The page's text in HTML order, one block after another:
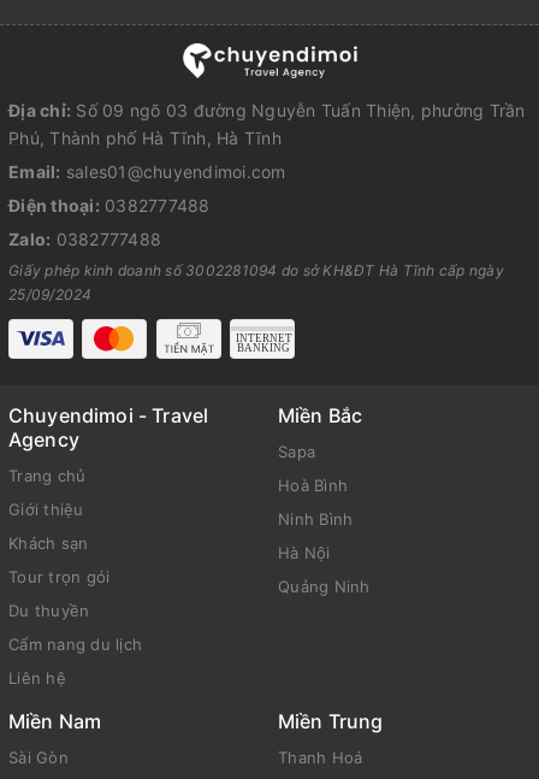
Địa chỉ: Số 09 ngõ 03 đường Nguyễn Tuấn Thiện, phường Trần
Phú, Thành phố Hà Tĩnh, Hà Tĩnh
Email: sales01@chuyendimoi.com
Điện thoại: 0382777488
Zalo: 0382777488
Giấy phép kinh doanh số 3002281094 do sở KH&ĐT Hà Tĩnh cấp ngày
25/09/2024
Chuyendimoi - Travel
Agency
Trang chủ
Giới thiệu
Khách sạn
Tour trọn gói
Du thuyền
Cẩm nang du lịch
Liên hệ
Miền Bắc
Sapa
Hoà Bình
Ninh Bình
Hà Nội
Quảng Ninh
Miền Nam
Sài Gòn
Miền Trung
Thanh Hoá